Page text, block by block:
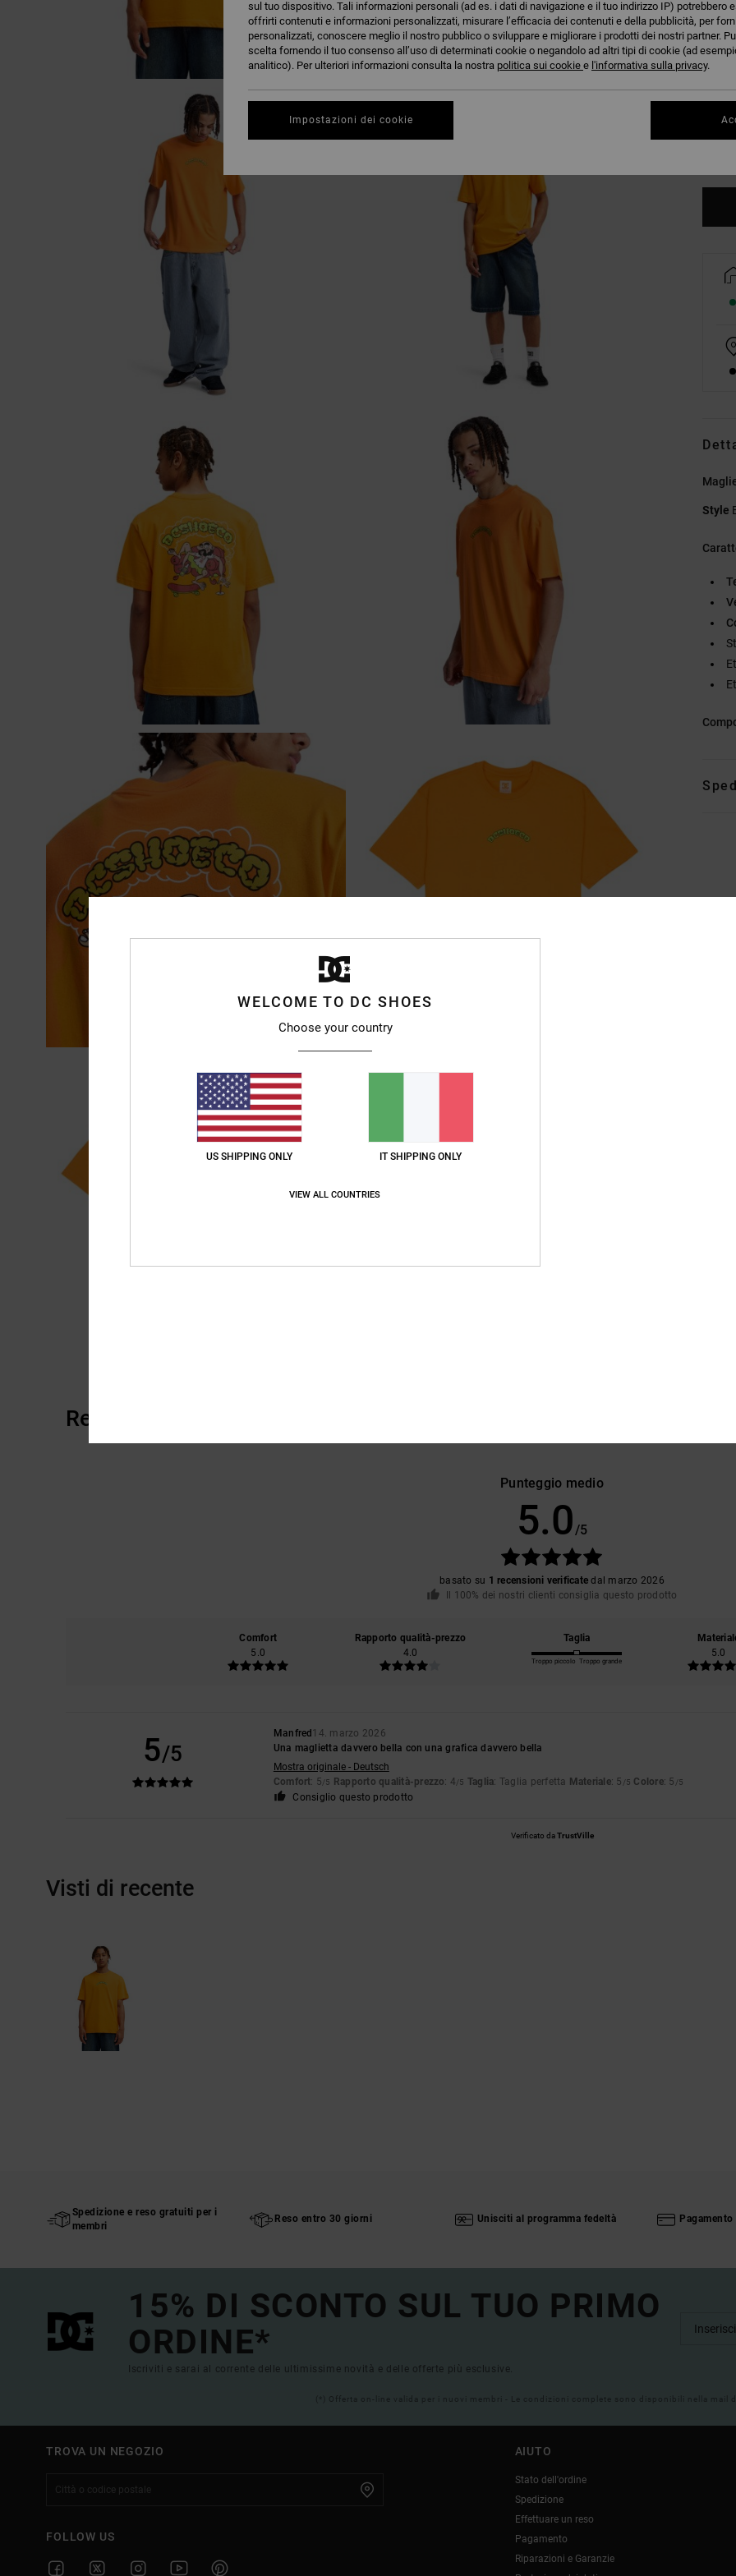
XS
Style
Recensioni dei clienti
Punteggio medio
5.0/5
basato su 1 recensioni verificate dal marzo 2026
Il 100% dei nostri clienti consiglia questo prodotto
Comfort
5.0
Rapporto qualità-prezzo
4.0
Taglia
Troppo piccolo Troppo grande
5.0
5/5
Manfred 14. marzo 2026
Una maglietta davvero bella con una grafica davvero bella
Mostra originale - Deutsch
Comfort: 5/5 Rapporto qualità-prezzo: 4/5 Taglia: Taglia perfetta Materiale: 5 /5 Colore: 5 /5
Consiglio questo prodotto
Verificato daTrustVille
Visti di recente
Spedizione e reso gratuiti per i
membri
Reso entro 30 giorni Unisciti al programma fedeltà
15% DI SCONTO SUL TUO PRIMO
ORDINE*
Iscriviti e sarai al corrente delle ultimissime novità e delle offerte più esclusive.
(*) Offerta on-line valida per i nuovi membri - Le condizioni complete sono disponibili nella mail
TROVA UN NEGOZIO
FOLLOW US
AIUTO
Stato dell'ordine
Spedizione
Effettuare un reso
Pagamento
Riparazioni e Garanzie
WELCOME TO DC SHOES
Choose your country
US SHIPPING ONLY IT SHIPPING ONLY
VIEW ALL COUNTRIES
sul tuo dispositivo. Tali informazioni personali (ad es. i dati di navigazione e il tuo indirizzo IP) potrebbero
offrirti contenuti e informazioni personalizzati, misurare l’efficacia dei contenuti e della pubblicità, per
personalizzati, conoscere meglio il nostro pubblico o sviluppare e migliorare i prodotti dei nostri partner.
scelta fornendo il tuo consenso all’uso di determinati cookie o negandolo ad altri tipi di cookie (ad
analitico). Per ulteriori informazioni consulta la nostra politica sui cookie e l'informativa sulla privacy.
Impostazioni dei cookie